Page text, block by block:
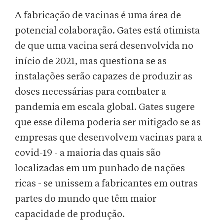
A fabricação de vacinas é uma área de
potencial colaboração. Gates está otimista
de que uma vacina será desenvolvida no
início de 2021, mas questiona se as
instalações serão capazes de produzir as
doses necessárias para combater a
pandemia em escala global. Gates sugere
que esse dilema poderia ser mitigado se as
empresas que desenvolvem vacinas para a
covid-19 - a maioria das quais são
localizadas em um punhado de nações
ricas - se unissem a fabricantes em outras
partes do mundo que têm maior
capacidade de produção.